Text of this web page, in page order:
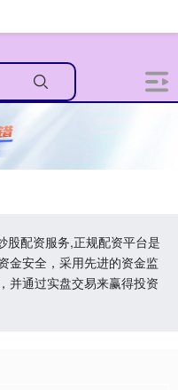
股配资服务,正规配资平台是
金安全，采用先进的资金监
并通过实盘交易来赢得投资